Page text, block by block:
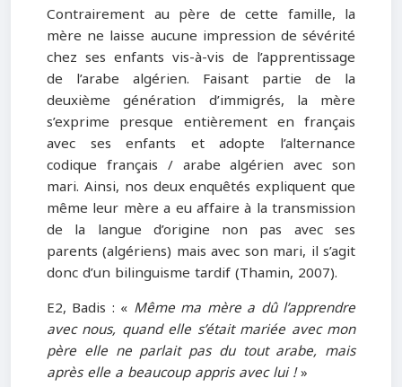
Contrairement au père de cette famille, la
mère ne laisse aucune impression de sévérité
chez ses enfants vis-à-vis de l’apprentissage
de l’arabe algérien. Faisant partie de la
deuxième génération d’immigrés, la mère
s’exprime presque entièrement en français
avec ses enfants et adopte l’alternance
codique français / arabe algérien avec son
mari. Ainsi, nos deux enquêtés expliquent que
même leur mère a eu affaire à la transmission
de la langue d’origine non pas avec ses
parents (algériens) mais avec son mari, il s’agit
donc d’un bilinguisme tardif (Thamin, 2007).
E2, Badis : « Même ma mère a dû l’apprendre
avec nous, quand elle s’était mariée avec mon
père elle ne parlait pas du tout arabe, mais
après elle a beaucoup appris avec lui !»